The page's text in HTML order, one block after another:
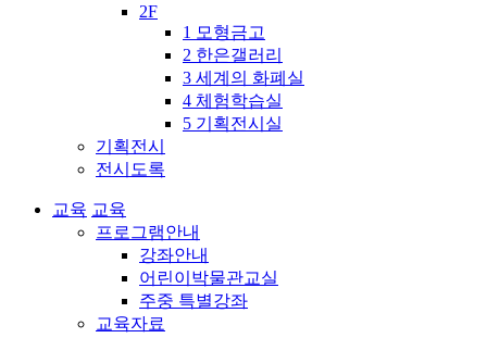
2F
1 모형금고
2 한은갤러리
3 세계의 화폐실
4 체험학습실
5 기획전시실
기획전시
전시도록
교육 교육
프로그램안내
강좌안내
어린이박물관교실
주중 특별강좌
교육자료